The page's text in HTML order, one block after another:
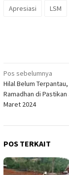
Apresiasi LSM
Navigasi
pos
Pos sebelumnya
Hilal Belum Terpantau,
Ramadhan di
Maret 2024
POS TERKAIT